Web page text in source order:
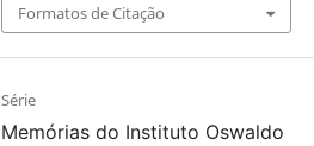
Formatos de Citação
Série
Memórias do Instituto Oswaldo